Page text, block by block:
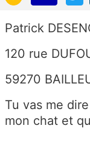
Patrick
120 rue
59270
Tu vas me
mon chat et